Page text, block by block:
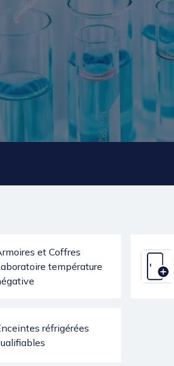
et Coffres
température
réfrigérées